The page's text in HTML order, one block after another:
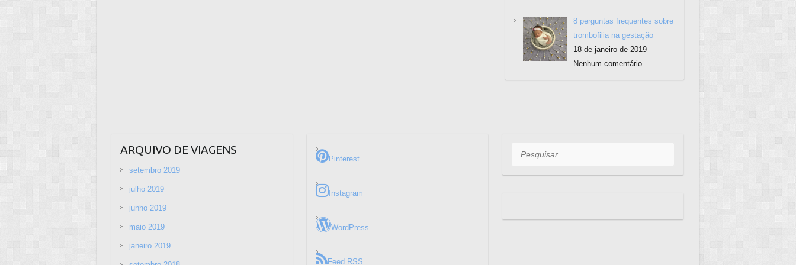
8 perguntas frequentes sobre
trombofilia na gestação
18 de janeiro de 2019
Nenhum comentário
ARQUIVO DE VIAGENS
setembro 2019
julho 2019
junho 2019
maio 2019
janeiro 2019
Pinterest
Instagram
WordPress
Feed RSS
Pesquisar